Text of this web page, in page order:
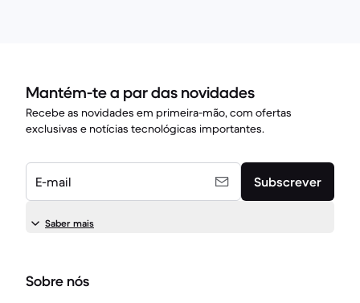
Mantém-te a par das novidades
Recebe as novidades em primeira-mão, com ofertas
exclusivas e notícias tecnológicas importantes.
E-mail Subscrever
Saber mais
Sobre nós